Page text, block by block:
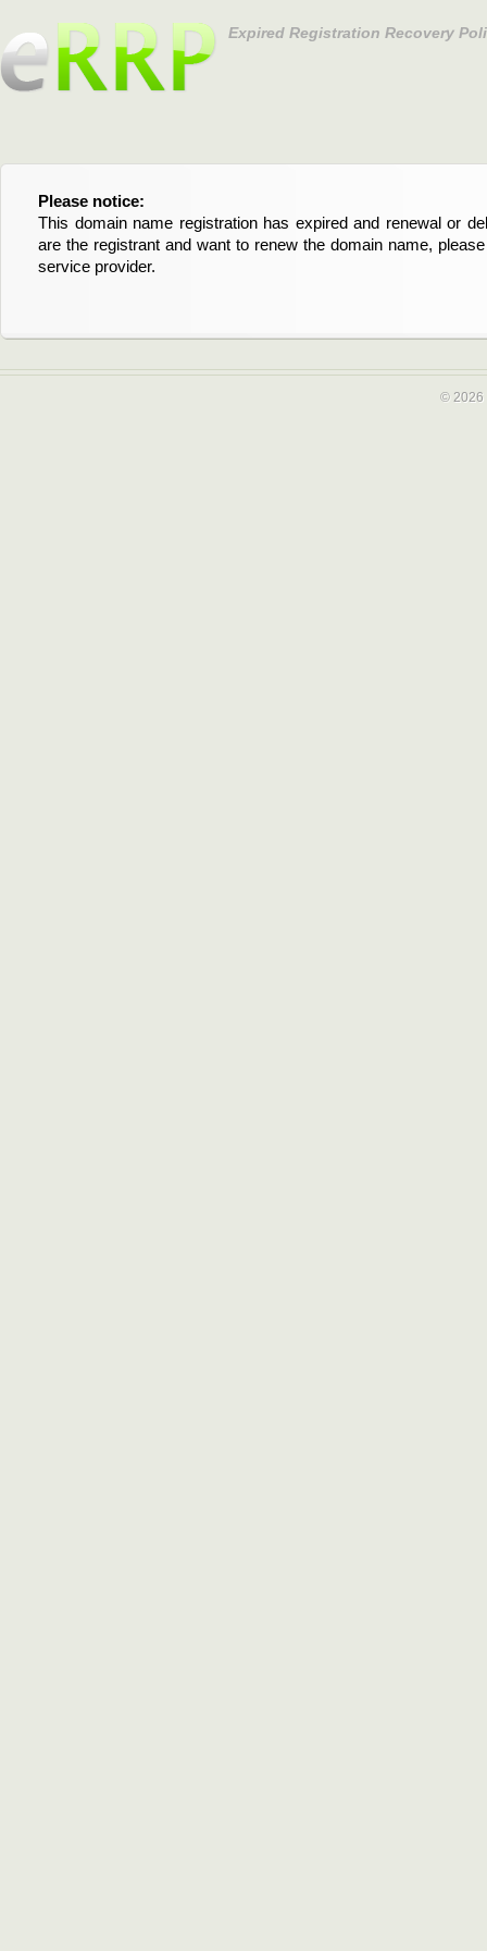
Expired Registration Recovery
Please notice:
This domain name registration has expired and renewal or
are the registrant and want to renew the domain name,
service provider.
Bitte beachten Sie:
Diese Domainregistrierung ist abgelaufen und die
Domain stehen an. Wenn Sie der Registrant sind und
verlängern möchten, kontaktieren Sie bitte Ihren Service-
© 2026